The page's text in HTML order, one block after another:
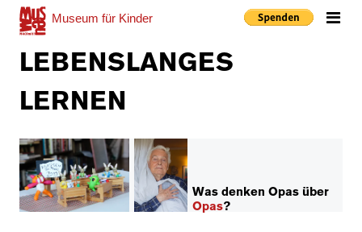
Museum für Kinder
LEBENSLANGES
LERNEN
Was denken Opas über
Opas?